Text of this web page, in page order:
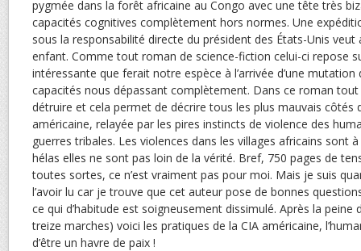
pygmée dans la forêt africaine au Congo avec une tête très
capacités cognitives complètement hors normes. Une
sous la responsabilité directe du président des États-Unis
enfant. Comme tout roman de science-fiction celui-ci repose
intéressante que ferait notre espèce à l’arrivée d’une mutation
capacités nous dépassant complètement. Dans ce roman
détruire et cela permet de décrire tous les plus mauvais côtés
américaine, relayée par les pires instincts de violence des
guerres tribales. Les violences dans les villages africains sont
hélas elles ne sont pas loin de la vérité. Bref, 750 pages de
toutes sortes, ce n’est vraiment pas pour moi. Mais je suis
l’avoir lu car je trouve que cet auteur pose de bonnes
ce qui d’habitude est soigneusement dissimulé. Après la peine
treize marches) voici les pratiques de la CIA américaine,
d’être un havre de paix !